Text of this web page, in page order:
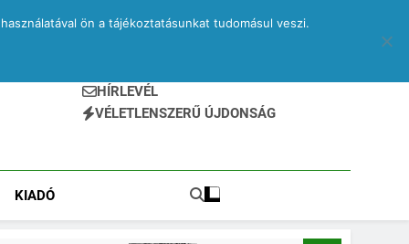
HÍRLEVÉL
VÉLETLENSZERŰ ÚJDONSÁG
KIADÓ
ön a tájékoztatásunkat tudomásul veszi.